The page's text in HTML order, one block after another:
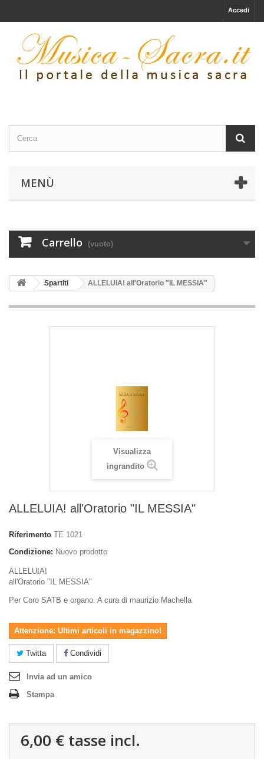
Accedi
MENÙ
Carrello (vuoto)
Spartiti ALLELUIA! all'Oratorio "IL MESSIA"
Visualizza
ingrandito
ALLELUIA! all'Oratorio "IL MESSIA"
Riferimento TE 1021
Condizione: Nuovo prodotto
ALLELUIA!
all'Oratorio "IL MESSIA"
Per Coro SATB e organo. A cura di maurizio Machella
Attenzione: Ultimi articoli in magazzino!
Twitta Condividi
Invia ad un amico
Stampa
6,00 € tasse incl.